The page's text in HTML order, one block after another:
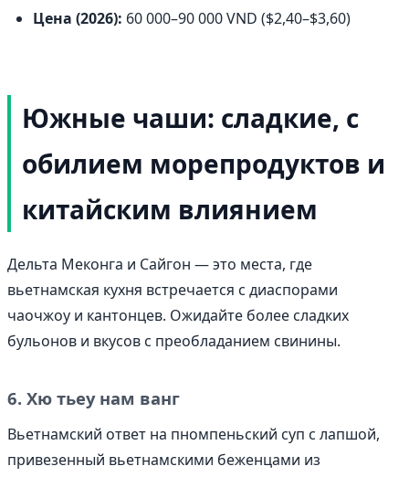
Цена (2026): 60 000–90 000 VND ($2,40–$3,60)
Южные чаши: сладкие, с
обилием морепродуктов и
китайским влиянием
Дельта Меконга и Сайгон — это места, где
вьетнамская кухня встречается с диаспорами
чаочжоу и кантонцев. Ожидайте более сладких
бульонов и вкусов с преобладанием свинины.
6. Хю тьеу нам ванг
Вьетнамский ответ на пномпеньский суп с лапшой,
привезенный вьетнамскими беженцами из